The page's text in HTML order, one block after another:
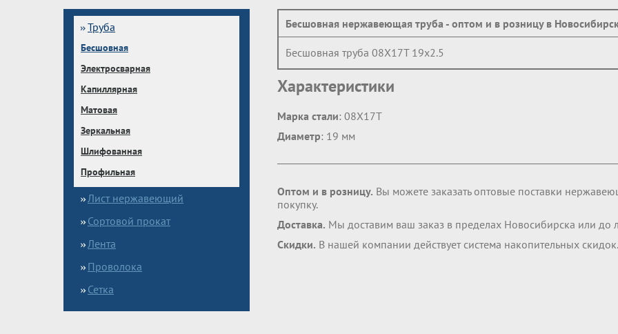
Труба
Бесшовная
Электросварная
Капиллярная
Матовая
Зеркальная
Шлифованная
Профильная
Лист нержавеющий
Сортовой прокат
Лента
Проволока
Сетка
Бесшовная нержавеющая труба - оптом и в розницу в
Бесшовная труба 08Х17Т 19х2.5
Характеристики
Марка стали: 08Х17Т
Диаметр: 19 мм
Оптом и в розницу. Вы можете заказать оптовые поставки
покупку.
Доставка. Мы доставим ваш заказ в пределах Новосибирска или
Скидки. В нашей компании действует система накопительных скидок.